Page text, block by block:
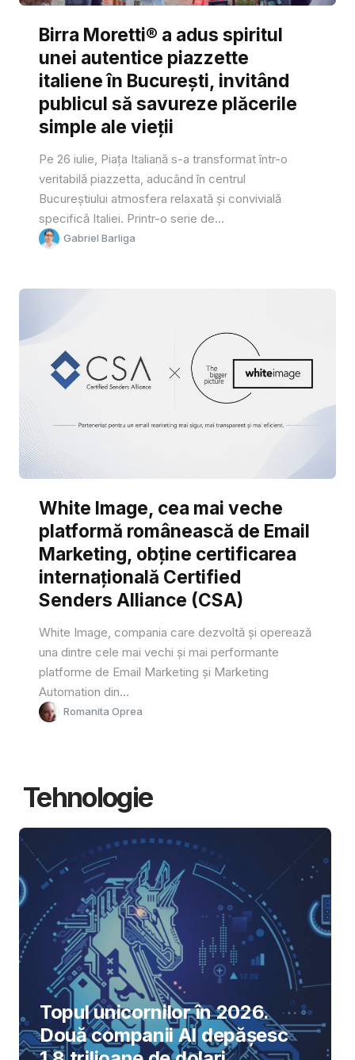
Birra Moretti® a adus spiritul
unei autentice piazzette
italiene în București, invitând
publicul să savureze plăcerile
simple ale vieții
Pe 26 iulie, Piața Italiană s-a transformat într-o
veritabilă piazzetta, aducând în centrul
Bucureștiului atmosfera relaxată și convivială
specifică Italiei. Printr-o serie de...
Gabriel Barliga
White Image, cea mai veche
platformă românească de Email
Marketing, obține certificarea
internațională Certified
Senders Alliance (CSA)
White Image, compania care dezvoltă și operează
una dintre cele mai vechi și mai performante
platforme de Email Marketing și Marketing
Automation din...
Romanita Oprea
Tehnologie
Topul unicornilor în 2026.
Două companii AI depășesc